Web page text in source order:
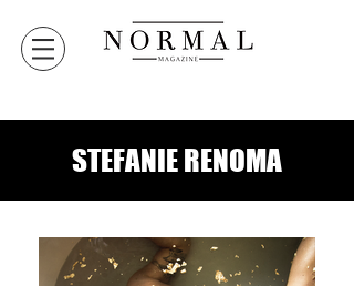
STEFANIE RENOMA